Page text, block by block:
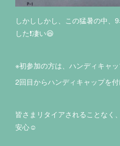
しかししかし、この猛暑の中、
した❗️凄い😆
※初参加の方は、ハンディキャッ
2回目からハンディキャップを
皆さまリタイアされることなく
安心☺️